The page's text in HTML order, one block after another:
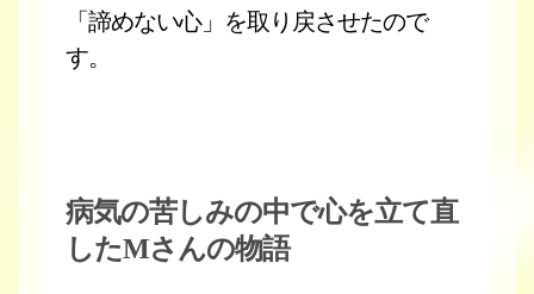
「諦めない心」を取り戻させたので
す。
病気の苦しみの中で心を立て直
したMさんの物語